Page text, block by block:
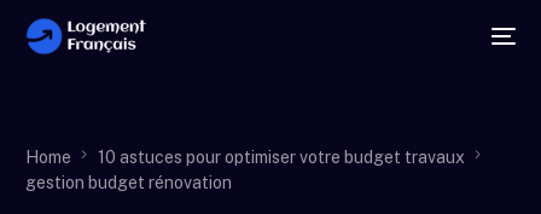
Home
10 astuces pour optimiser votre budget travaux
gestion budget rénovation